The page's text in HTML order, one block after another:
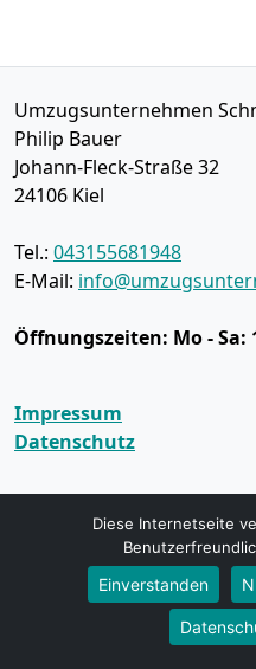
Umzugsunternehmen
Philip Bauer
Johann-Fleck-Straße 32
24106 Kiel
Tel.: 043155681948
E-Mail:
Öffnungszeiten: Mo - Sa:
Impressum
Datenschutz
Umzugsservice Kiel
Büroumzug Kiel
Fernumzug Kiel
Firmenumzug Kiel
Diese Internetseite
Einverstanden